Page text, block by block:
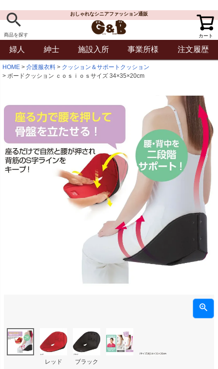
商品を探す
おしゃれなシニアファッション通販
カート
婦人 紳士 施設入所 事業所様 注文履歴
HOME 介護服衣料
クッション＆サポートクッション
ボードクッション ｃｏｓｉｏｓサイズ 34×35×20cm
レッド ブラック